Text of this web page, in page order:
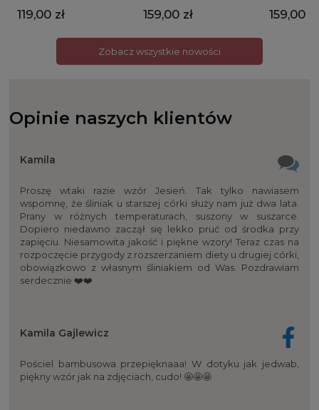
119,00 zł 159,00 zł 159,00 zł
Zobacz wszystkie nowości
Opinie naszych klientów
Kamila
Proszę wtaki razie wzór Jesień. Tak tylko nawiasem
wspomnę, że śliniak u starszej córki służy nam już dwa lata.
Prany w różnych temperaturach, suszony w suszarce.
Dopiero niedawno zaczął się lekko pruć od środka przy
zapięciu. Niesamowita jakość i piękne wzory! Teraz czas na
rozpoczęcie przygody z rozszerzaniem diety u drugiej córki,
obowiązkowo z własnym śliniakiem od Was. Pozdrawiam
serdecznie ❤️❤️
Kamila Gajlewicz
Pościel bambusowa przepięknaaa! W dotyku jak jedwab,
piękny wzór jak na zdjęciach, cudo! 🤩🤩🤩